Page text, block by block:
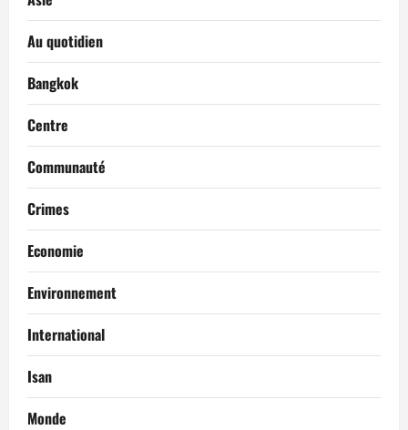
Au quotidien
Bangkok
Centre
Communauté
Crimes
Economie
Environnement
International
Isan
Monde